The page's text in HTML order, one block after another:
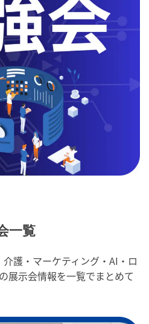
一覧
護・マーケティング・AI・ロ
展示会情報を一覧でまとめて